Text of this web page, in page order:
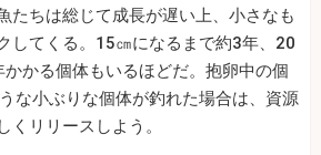
たちは総じて成長が遅い上、小さなも
してくる。15㎝になるまで約3年、20
かる個体もいるほどだ。抱卵中の個
な小ぶりな個体が釣れた場合は、資源
くリリースしよう。